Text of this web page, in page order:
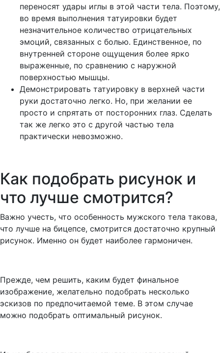
переносят удары иглы в этой части тела. Поэтому,
во время выполнения татуировки будет
незначительное количество отрицательных
эмоций, связанных с болью. Единственное, по
внутренней стороне ощущения более ярко
выраженные, по сравнению с наружной
поверхностью мышцы.
Демонстрировать татуировку в верхней части
руки достаточно легко. Но, при желании ее
просто и спрятать от посторонних глаз. Сделать
так же легко это с другой частью тела
практически невозможно.
Как подобрать рисунок и
что лучше смотрится?
Важно учесть, что особенность мужского тела такова,
что лучше на бицепсе, смотрится достаточно крупный
рисунок. Именно он будет наиболее гармоничен.
Прежде, чем решить, каким будет финальное
изображение, желательно подобрать несколько
эскизов по предпочитаемой теме. В этом случае
можно подобрать оптимальный рисунок.